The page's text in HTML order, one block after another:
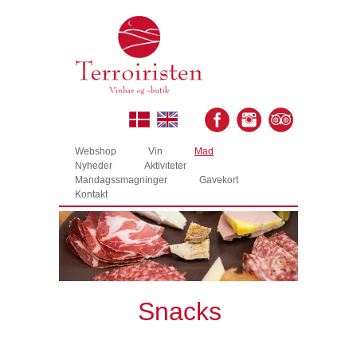
Webshop Vin
Mad
Nyheder
Aktiviteter
Mandagssmagninger
Gavekort
Kontakt
Snacks